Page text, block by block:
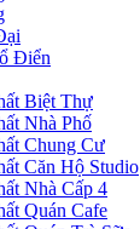
Điển
Biệt Thự
Nhà Phố
Chung Cư
Căn Hộ Studio
Nhà Cấp 4
Quán Cafe